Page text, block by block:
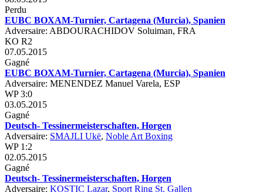
Perdu
EUBC BOXAM-Turnier, Cartagena (Murcia), Spanien
Adversaire: ABDOURACHIDOV Soluiman, FRA
KO R2
07.05.2015
Gagné
EUBC BOXAM-Turnier, Cartagena (Murcia), Spanien
Adversaire: MENENDEZ Manuel Varela, ESP
WP 3:0
03.05.2015
Gagné
Deutsch- Tessinermeisterschaften, Horgen
Adversaire: SMAJLI Ukë, Noble Art Boxing
WP 1:2
02.05.2015
Gagné
Deutsch- Tessinermeisterschaften, Horgen
Adversaire: KOSTIC Lazar, Sport Ring St. Gallen